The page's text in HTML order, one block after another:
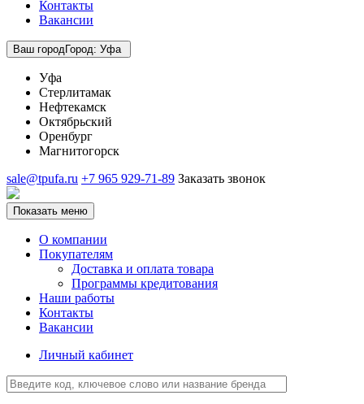
Контакты
Вакансии
Ваш городГород: Уфа
Уфа
Стерлитамак
Нефтекамск
Октябрьский
Оренбург
Магнитогорск
sale@tpufa.ru +7 965 929-71-89 Заказать звонок
Показать меню
О компании
Покупателям
Доставка и оплата товара
Программы кредитования
Наши работы
Контакты
Вакансии
Личный кабинет